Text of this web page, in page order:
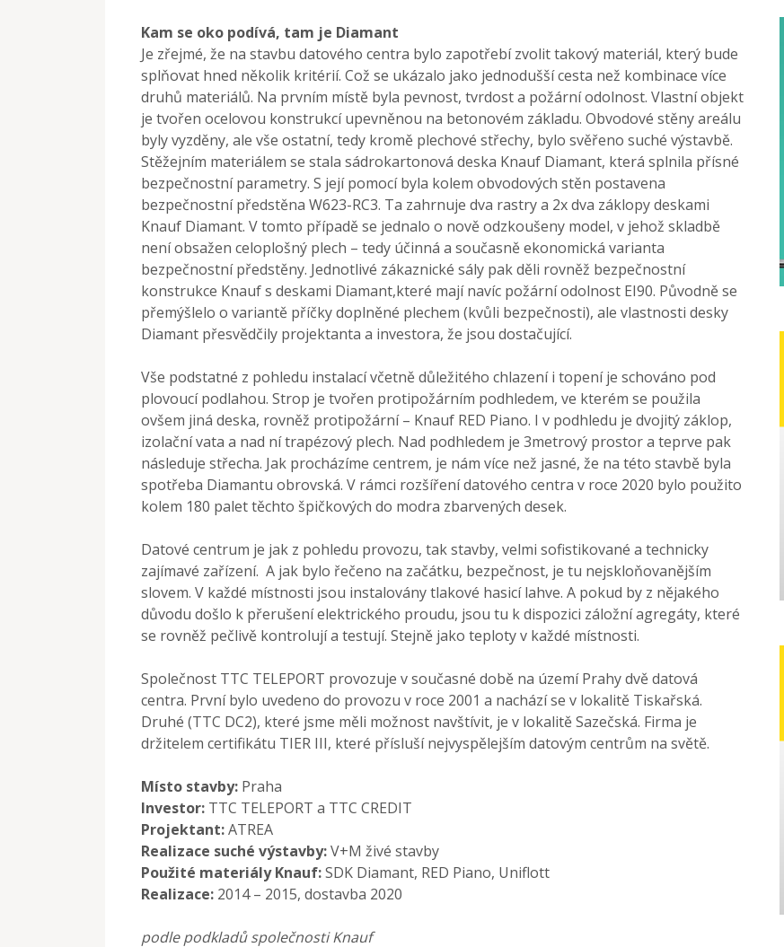
Kam se oko podívá, tam je Diamant
Je zřejmé, že na stavbu datového centra bylo zapotřebí zvolit takový materiál, který bude
splňovat hned několik kritérií. Což se ukázalo jako jednodušší cesta než kombinace více
druhů materiálů. Na prvním místě byla pevnost, tvrdost a požární odolnost. Vlastní objekt
je tvořen ocelovou konstrukcí upevněnou na betonovém základu. Obvodové stěny areálu
byly vyzděny, ale vše ostatní, tedy kromě plechové střechy, bylo svěřeno suché výstavbě.
Stěžejním materiálem se stala sádrokartonová deska Knauf Diamant, která splnila přísné
bezpečnostní parametry. S její pomocí byla kolem obvodových stěn postavena
bezpečnostní předstěna W623-RC3. Ta zahrnuje dva rastry a 2x dva záklopy deskami
Knauf Diamant. V tomto případě se jednalo o nově odzkoušeny model, v jehož skladbě
není obsažen celoplošný plech – tedy účinná a současně ekonomická varianta
bezpečnostní předstěny. Jednotlivé zákaznické sály pak děli rovněž bezpečnostní
konstrukce Knauf s deskami Diamant,které mají navíc požární odolnost EI90. Původně se
přemýšlelo o variantě příčky doplněné plechem (kvůli bezpečnosti), ale vlastnosti desky
Diamant přesvědčily projektanta a investora, že jsou dostačující.
Vše podstatné z pohledu instalací včetně důležitého chlazení i topení je schováno pod
plovoucí podlahou. Strop je tvořen protipožárním podhledem, ve kterém se použila
ovšem jiná deska, rovněž protipožární – Knauf RED Piano. I v podhledu je dvojitý záklop,
izolační vata a nad ní trapézový plech. Nad podhledem je 3metrový prostor a teprve pak
následuje střecha. Jak procházíme centrem, je nám více než jasné, že na této stavbě byla
spotřeba Diamantu obrovská. V rámci rozšíření datového centra v roce 2020 bylo použito
kolem 180 palet těchto špičkových do modra zbarvených desek.
Datové centrum je jak z pohledu provozu, tak stavby, velmi sofistikované a technicky
zajímavé zařízení. A jak bylo řečeno na začátku, bezpečnost, je tu nejskloňovanějším
slovem. V každé místnosti jsou instalovány tlakové hasicí lahve. A pokud by z nějakého
důvodu došlo k přerušení elektrického proudu, jsou tu k dispozici záložní agregáty, které
se rovněž pečlivě kontrolují a testují. Stejně jako teploty v každé místnosti.
Společnost TTC TELEPORT provozuje v současné době na území Prahy dvě datová
centra. První bylo uvedeno do provozu v roce 2001 a nachází se v lokalitě Tiskařská.
Druhé (TTC DC2), které jsme měli možnost navštívit, je v lokalitě Sazečská. Firma je
držitelem certifikátu TIER III, které přísluší nejvyspělejším datovým centrům na světě.
Místo stavby: Praha
Investor: TTC TELEPORT a TTC CREDIT
Projektant:ATREA
Realizace suché výstavby:V+M živé stavby
Použité materiály Knauf:SDK Diamant, RED Piano, Uniflott
Realizace: 2014 – 2015, dostavba 2020
podle podkladů společnosti Knauf